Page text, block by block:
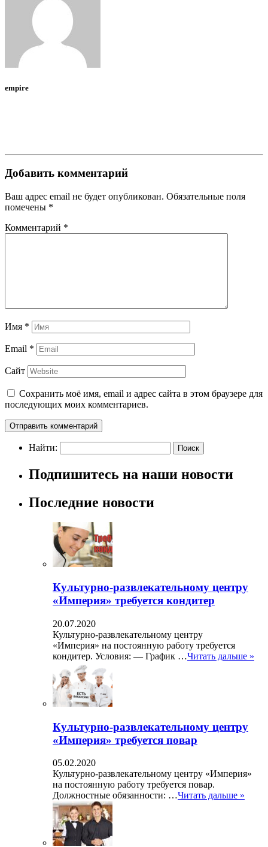
empire
Добавить комментарий
Ваш адрес email не будет опубликован. Обязательные поля
помечены *
Комментарий *
Имя *
Email *
Сайт
Сохранить моё имя, email и адрес сайта в этом браузере для
последующих моих комментариев.
Найти:
Подпишитесь на наши новости
Последние новости
Культурно-развлекательному центру
«Империя» требуется кондитер
20.07.2020
Культурно-развлекательному центру
«Империя» на постоянную работу требуется
кондитер. Условия: — График …Читать дальше »
Культурно-развлекательному центру
«Империя» требуется повар
05.02.2020
Культурно-развлекательному центру «Империя»
на постоянную работу требуется повар.
Должностные обязанности: …Читать дальше »